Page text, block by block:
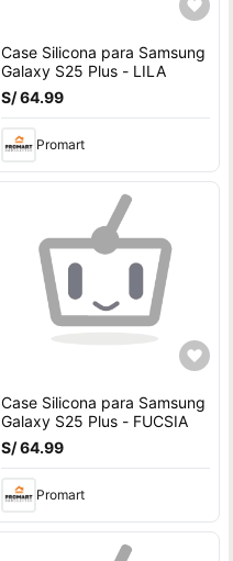
Case Silicona para Samsung
Galaxy S25 Plus - LILA
S/ 64.99
Promart
Case Silicona para Samsung
Galaxy S25 Plus - FUCSIA
S/ 64.99
Promart